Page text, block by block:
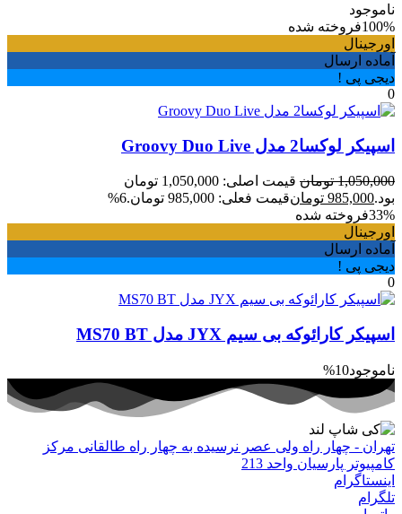
ناموجود
100%فروخته شده
اورجینال
آماده ارسال
دیجی پی !
0
اسپیکر لوکسا2 مدل Groovy Duo Live
1,050,000 تومان
قیمت اصلی: 1,050,000 تومان
بود.985,000 تومانقیمت فعلی: 985,000 تومان.
6%
33%فروخته شده
اورجینال
آماده ارسال
دیجی پی !
0
اسپیکر کارائوکه بی سیم JYX مدل MS70 BT
ناموجود10%
تهران - چهار راه ولی عصر نرسیده به چهار راه طالقانی مرکز
کامپیوتر پارسیان واحد 213
اینستاگرام
تلگرام